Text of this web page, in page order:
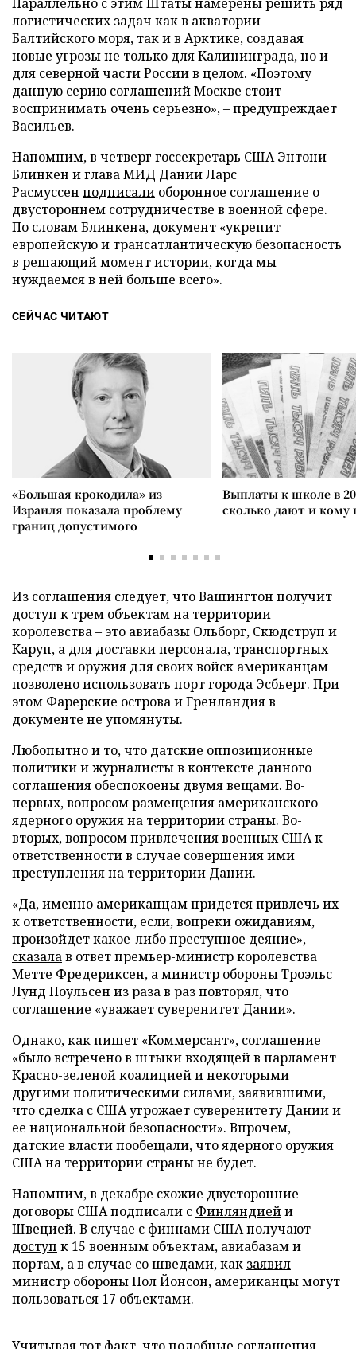
логистических задач как в акватории
Балтийского моря, так и в Арктике, создавая
новые угрозы не только для Калининграда, но и
для северной части России в целом. «Поэтому
данную серию соглашений Москве стоит
воспринимать очень серьезно», – предупреждает
Васильев.
Напомним, в четверг госсекретарь США Энтони
Блинкен и глава МИД Дании Ларс
Расмуссен подписали оборонное соглашение о
двустороннем сотрудничестве в военной сфере.
По словам Блинкена, документ «укрепит
европейскую и трансатлантическую безопасность
в решающий момент истории, когда мы
нуждаемся в ней больше всего».
СЕЙЧАС ЧИТАЮТ
«Большая крокодила» из
Израиля показала проблему
границ допустимого
Выплаты к школе в
сколько дают и
Из соглашения следует, что Вашингтон получит
доступ к трем объектам на территории
королевства – это авиабазы Ольборг, Скюдструп и
Каруп, а для доставки персонала, транспортных
средств и оружия для своих войск американцам
позволено использовать порт города Эсбьерг. При
этом Фарерские острова и Гренландия в
документе не упомянуты.
Любопытно и то, что датские оппозиционные
политики и журналисты в контексте данного
соглашения обеспокоены двумя вещами. Во-
первых, вопросом размещения американского
ядерного оружия на территории страны. Во-
вторых, вопросом привлечения военных США к
ответственности в случае совершения ими
преступления на территории Дании.
«Да, именно американцам придется привлечь их
к ответственности, если, вопреки ожиданиям,
произойдет какое-либо преступное деяние», –
сказалав ответ премьер-министр королевства
Метте Фредериксен, а министр обороны Троэльс
Лунд Поульсен из раза в раз повторял, что
соглашение «уважает суверенитет Дании».
Однако, как пишет «Коммерсант», соглашение
«было встречено в штыки входящей в парламент
Красно-зеленой коалицией и некоторыми
другими политическими силами, заявившими,
что сделка с США угрожает суверенитету Дании и
ее национальной безопасности». Впрочем,
датские власти пообещали, что ядерного оружия
США на территории страны не будет.
Напомним, в декабре схожие двусторонние
договоры США подписали с Финляндиейи
Швецией. В случае с финнами США получают
доступ к 15 военным объектам, авиабазам и
портам, а в случае со шведами, как заявил
министр обороны Пол Йонсон, американцы могут
пользоваться 17 объектами.